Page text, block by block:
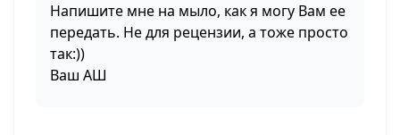
Напишите мне на мыло, как я могу Вам ее
передать. Не для рецензии, а тоже просто
так:))
Ваш АШ